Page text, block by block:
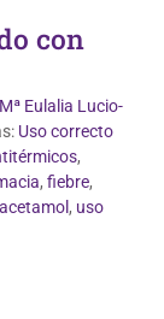
con
Mª Eulalia Lucio-
Uso correcto
,
, fiebre,
, uso